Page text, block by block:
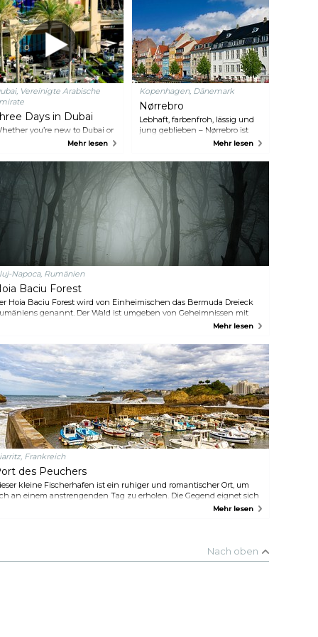
Vereinigte Arabische
Days in Dubai
you’re new to Dubai or
seasoned expert, our city
sky-high landmarks,
waterside spots and
gems aplenty. Or go off
beaten track to hike in
mountains, camp under
stars and create memories to
Mehr lesen
Kopenhagen, Dänemark
Nørrebro
Lebhaft, farbenfroh, lässig und
jung geblieben – Nørrebro ist
ein magischer Stadtteil von
trendige Bars und modische
Designerläden gleich neben
zwielichtigen Spelunken und
günstigen Kebab-Lokalen.
Wenn Sie auf kleine
Designläden stehen, sollten Sie
die Elmegade oder die
Jægersborggade aufsuchen,
und wenn Sie Antiquitäten
mögen, ist die Ravnsborggade
der richtige Ort für Sie. Am
zahlreiche Möglichkeiten zum
Essen und Trinken. Auf dem
Assistenzfriedhof können Sie
besuchen, z. B. des berühmten
Märchendichters Hans Christian
Andersen oder des Philosophen
Søren Kierkegaard.
Mehr lesen
Napoca, Rumänien
Baciu Forest
Hoia Baciu Forest wird von Einheimischen das Bermuda Dreieck
genannt. Der Wald ist umgeben von Geheimnissen mit
Bäumen, unerklärlichen Erscheinungen und einer
Jahren ohne jegliche Erinnerung wieder auftauchten. Statten
dem gruseligsten Wald der Welt einen Besuch ab - wenn Sie sich
Mehr lesen
Frankreich
des Peuchers
kleine Fischerhafen ist ein ruhiger und romantischer Ort, um
an einem anstrengenden Tag zu erholen. Die Gegend eignet sich
für Wanderungen und bietet am Abend eine tolleMehr lesen
Nach oben